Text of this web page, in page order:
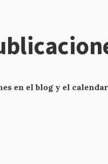
en el blog y el